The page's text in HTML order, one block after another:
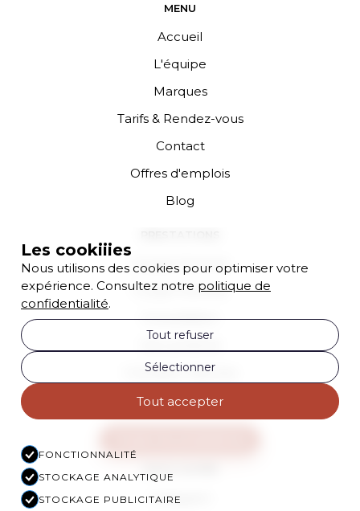
Les cookiiies
Nous utilisons des cookies pour optimiser votre
expérience. Consultez notre politique de
confidentialité.
Tout refuser
Sélectionner
Tout accepter
FONCTIONNALITÉ
STOCKAGE ANALYTIQUE
STOCKAGE PUBLICITAIRE
MENU
Accueil
L'équipe
Marques
Tarifs & Rendez-vous
Contact
Offres d'emplois
Blog
Coupe Homme
Coupe Femme
Consultation
Coloration Racines
Brushing
Instagram